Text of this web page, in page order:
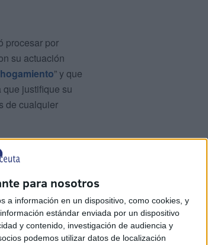
para nosotros
a información en un dispositivo, como cookies, y
estándar enviada por un dispositivo
y contenido, investigación de audiencia y
podemos utilizar datos de localización
procesar por
su actuación
” y que
justifique su
de cualquier